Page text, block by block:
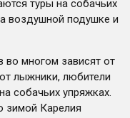
туры на собачьих
воздушной подушке и
во многом зависят от
лыжники, любители
собачьих упряжках.
зимой Карелия